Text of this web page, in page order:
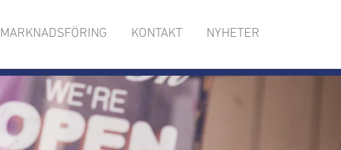
MARKNADSFÖRING KONTAKT NYHETER